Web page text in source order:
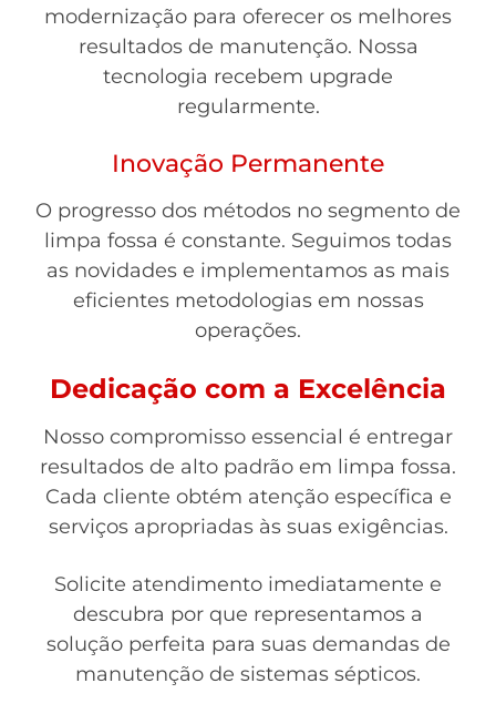
modernização para oferecer os melhores
resultados de manutenção. Nossa
tecnologia recebem upgrade
regularmente.
Inovação Permanente
O progresso dos métodos no segmento de
limpa fossa é constante. Seguimos todas
as novidades e implementamos as mais
eficientes metodologias em nossas
operações.
Dedicação com a Excelência
Nosso compromisso essencial é entregar
resultados de alto padrão em limpa fossa.
Cada cliente obtém atenção específica e
serviços apropriadas às suas exigências.
Solicite atendimento imediatamente e
descubra por que representamos a
solução perfeita para suas demandas de
manutenção de sistemas sépticos.